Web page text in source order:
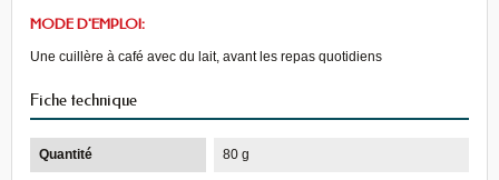
MODE D'EMPLOI:
Une cuillère à café avec du lait, avant les repas quotidiens
Fiche technique
Quantité 80 g